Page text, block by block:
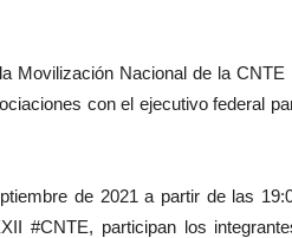
Movilización Nacional de la
con el ejecutivo federal
de 2021 a partir de las
#CNTE, participan los